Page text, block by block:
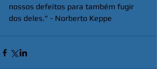
nossos defeitos para também fugir
dos deles.” - Norberto Keppe